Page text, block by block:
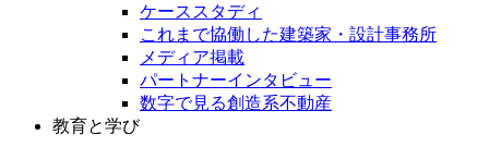
ケーススタディ
これまで協働した建築家・設計事務所
メディア掲載
パートナーインタビュー
数字で見る創造系不動産
教育と学び